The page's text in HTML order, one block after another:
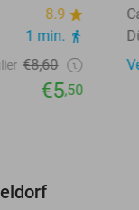
8.9
1 min.
€8,60
€5,50